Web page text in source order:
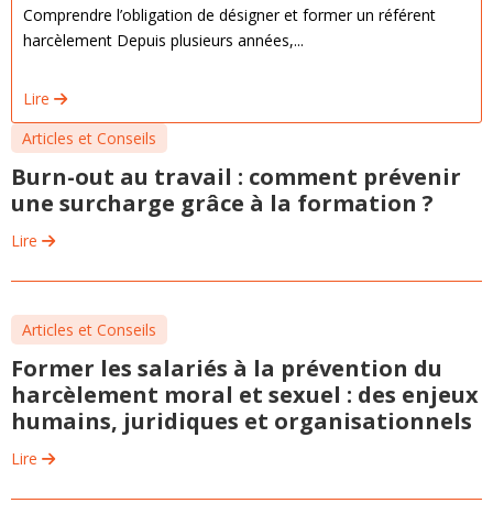
Comprendre l’obligation de désigner et former un référent
harcèlement Depuis plusieurs années,...
Lire
Articles et Conseils
Burn-out au travail : comment prévenir
une surcharge grâce à la formation ?
Lire
Articles et Conseils
Former les salariés à la prévention du
harcèlement moral et sexuel : des enjeux
humains, juridiques et organisationnels
Lire